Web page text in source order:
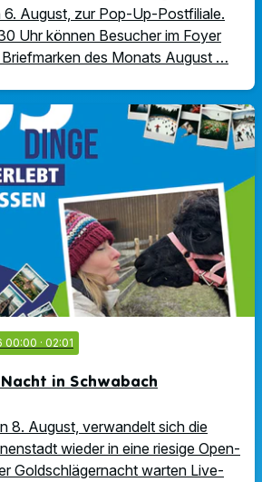
6. August, zur Pop-Up-Postfiliale.
Uhr können Besucher im Foyer
des Monats August …
00:00 · 02:01
in Schwabach
8. August, verwandelt sich die
wieder in eine riesige Open-
Goldschlägernacht warten Live-